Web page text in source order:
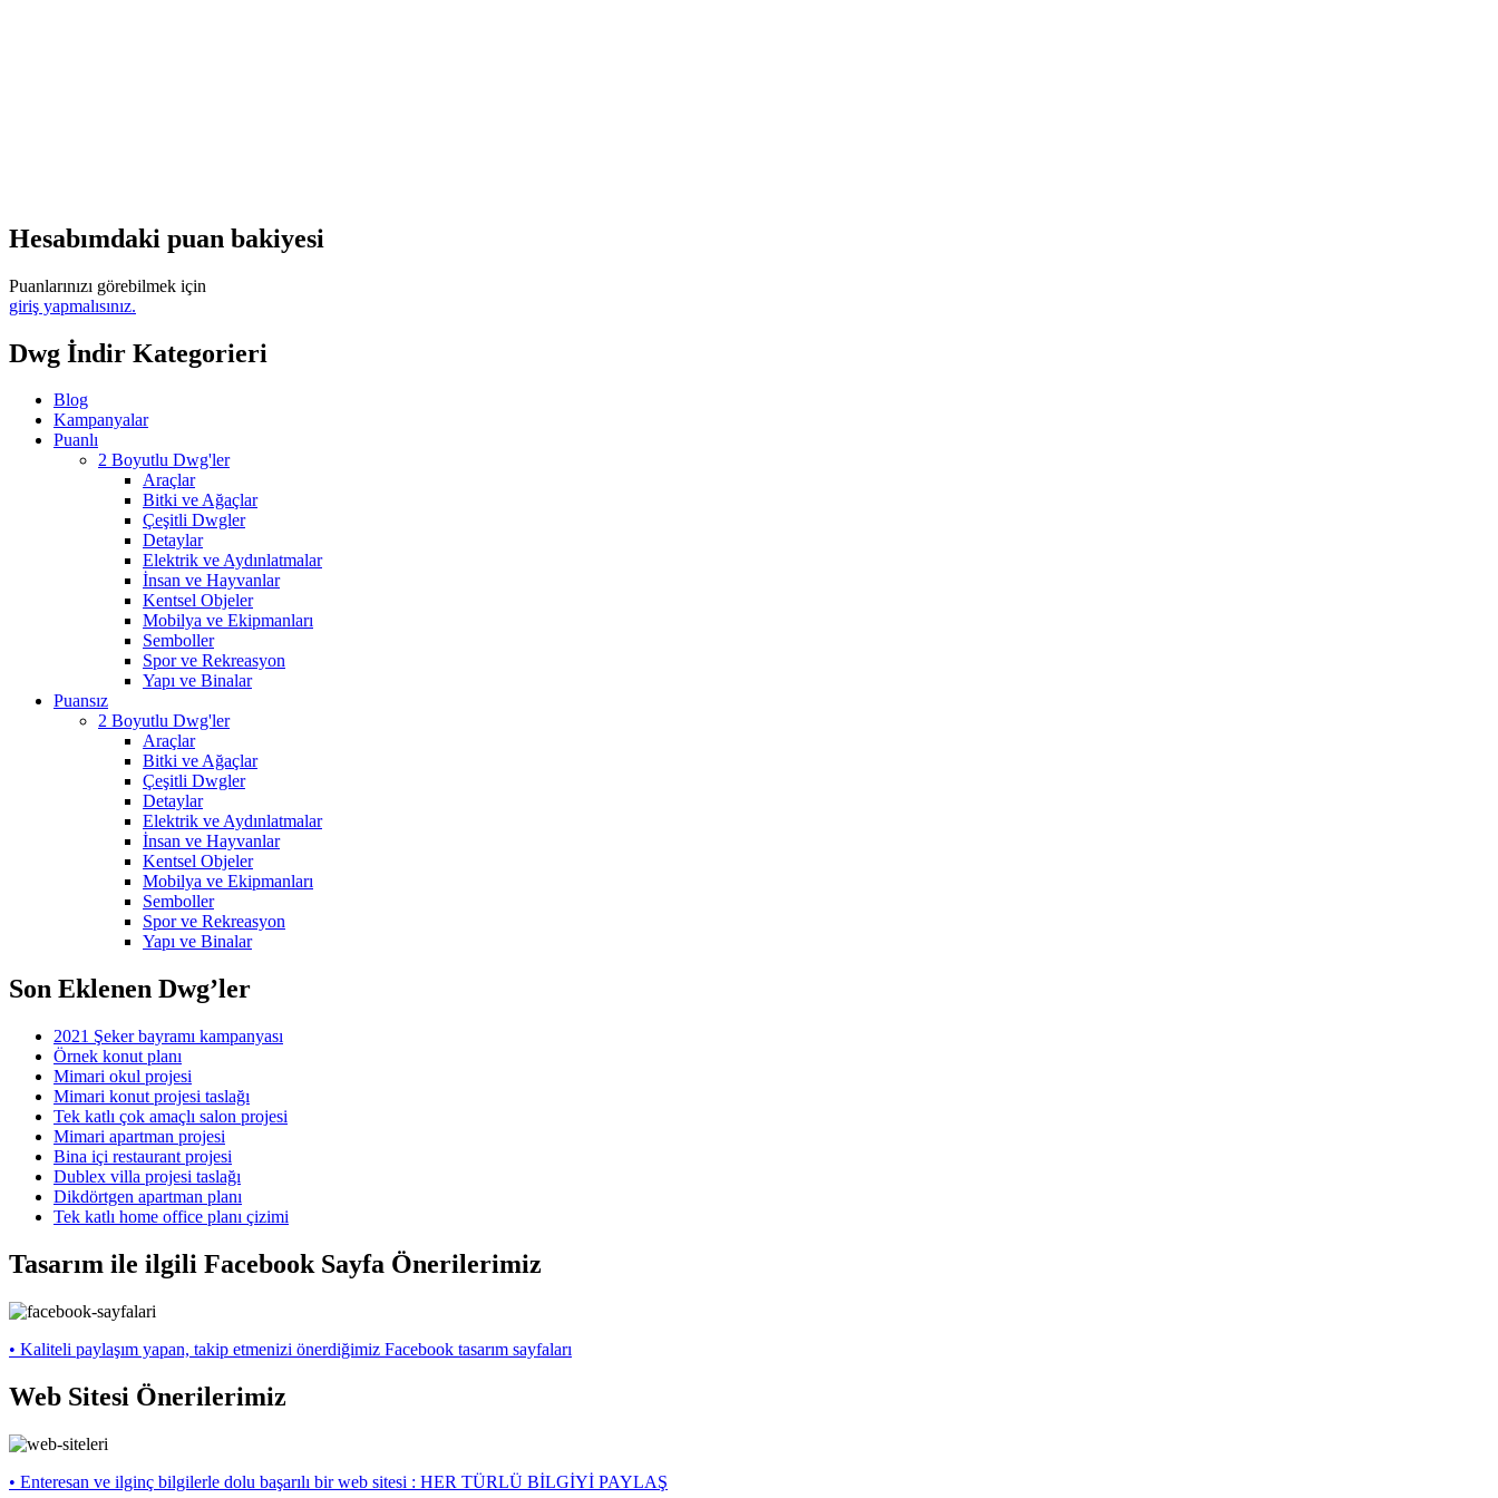
Hesabımdaki puan bakiyesi
Puanlarınızı görebilmek için
giriş yapmalısınız.
Dwg İndir Kategorieri
Blog
Kampanyalar
Puanlı
2 Boyutlu Dwg'ler
Araçlar
Bitki ve Ağaçlar
Çeşitli Dwgler
Detaylar
Elektrik ve Aydınlatmalar
İnsan ve Hayvanlar
Kentsel Objeler
Mobilya ve Ekipmanları
Semboller
Spor ve Rekreasyon
Yapı ve Binalar
Puansız
2 Boyutlu Dwg'ler
Araçlar
Bitki ve Ağaçlar
Çeşitli Dwgler
Detaylar
Elektrik ve Aydınlatmalar
İnsan ve Hayvanlar
Kentsel Objeler
Mobilya ve Ekipmanları
Semboller
Spor ve Rekreasyon
Yapı ve Binalar
Son Eklenen Dwg’ler
2021 Şeker bayramı kampanyası
Örnek konut planı
Mimari okul projesi
Mimari konut projesi taslağı
Tek katlı çok amaçlı salon projesi
Mimari apartman projesi
Bina içi restaurant projesi
Dublex villa projesi taslağı
Dikdörtgen apartman planı
Tek katlı home office planı çizimi
Tasarım ile ilgili Facebook Sayfa Önerilerimiz
• Kaliteli paylaşım yapan, takip etmenizi önerdiğimiz Facebook tasarım sayfaları
Web Sitesi Önerilerimiz
• Enteresan ve ilginç bilgilerle dolu başarılı bir web sitesi : HER TÜRLÜ BİLGİYİ PAYLAŞ